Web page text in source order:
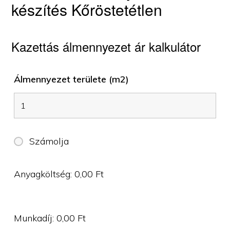
készítés Kőröstetétlen
Kazettás álmennyezet ár kalkulátor
Álmennyezet területe (m2)
Számolja
Anyagköltség:0,00 Ft
Munkadíj:0,00 Ft